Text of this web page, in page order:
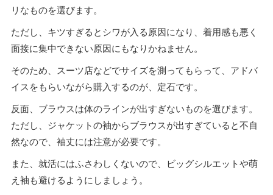
リなものを選びます。
ただし、キツすぎるとシワが入る原因になり、着用感も悪く
面接に集中できない原因にもなりかねません。
そのため、スーツ店などでサイズを測ってもらって、アドバ
イスをもらいながら購入するのが、定石です。
反面、ブラウスは体のラインが出すぎないものを選びます。
ただし、ジャケットの袖からブラウスが出すぎていると不自
然なので、袖丈には注意が必要です。
また、就活にはふさわしくないので、ビッグシルエットや萌
え袖も避けるようにしましょう。